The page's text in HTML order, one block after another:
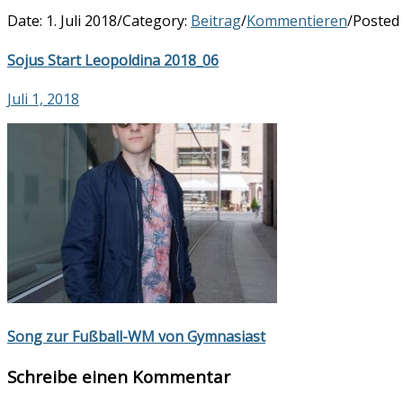
Date: 1. Juli 2018/Category: Beitrag/Kommentieren/Posted
Sojus Start Leopoldina 2018_06
Juli 1, 2018
Song zur Fußball-WM von Gymnasiast
Schreibe einen Kommentar